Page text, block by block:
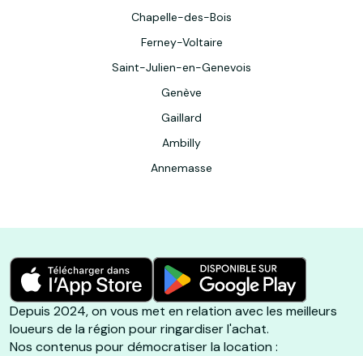
Chapelle-des-Bois
Ferney-Voltaire
Saint-Julien-en-Genevois
Genève
Gaillard
Ambilly
Annemasse
Depuis 2024, on vous met en relation avec les meilleurs
loueurs de la région pour ringardiser l'achat.
Nos contenus pour démocratiser la location :